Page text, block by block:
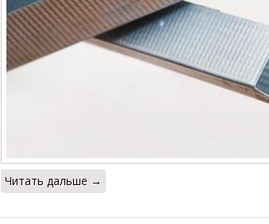
Читать дальше →